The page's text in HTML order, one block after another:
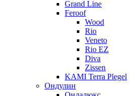
Grand Line
Feroof
Wood
Rio
Veneto
Rio EZ
Diva
Zissen
KAMI Terra Plegel
Ондулин